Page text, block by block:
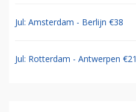
Jul: Amsterdam - Berlijn €38
Jul: Rotterdam - Antwerpen €21